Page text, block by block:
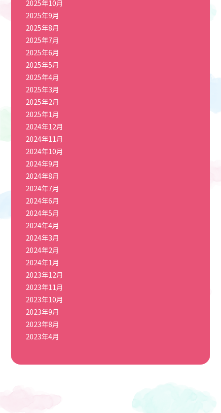
2025年10月
2025年9月
2025年8月
2025年7月
2025年6月
2025年5月
2025年4月
2025年3月
2025年2月
2025年1月
2024年12月
2024年11月
2024年10月
2024年9月
2024年8月
2024年7月
2024年6月
2024年5月
2024年4月
2024年3月
2024年2月
2024年1月
2023年12月
2023年11月
2023年10月
2023年9月
2023年8月
2023年4月